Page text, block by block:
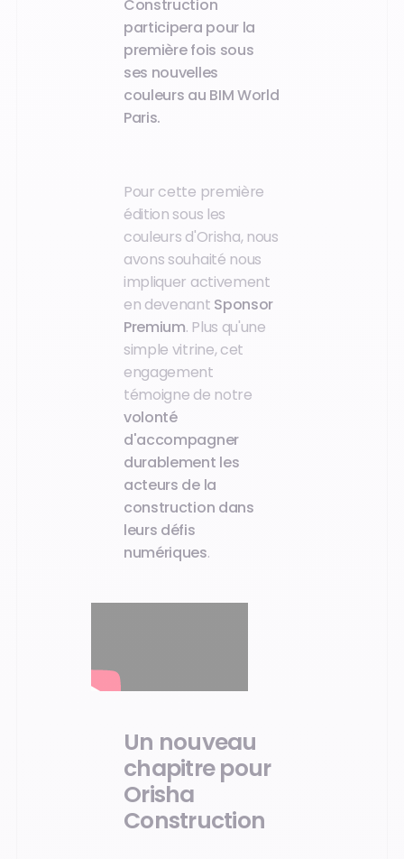
Construction
participera pour la
première fois sous
ses nouvelles
couleurs au BIM World
Paris.
Pour cette première
édition sous les
couleurs d'Orisha, nous
avons souhaité nous
impliquer activement
en devenant Sponsor
Premium. Plus qu'une
simple vitrine, cet
engagement
témoigne de notre
volonté
d'accompagner
durablement les
acteurs de la
construction dans
leurs défis
numériques.
Un nouveau
chapitre pour
Orisha
Construction